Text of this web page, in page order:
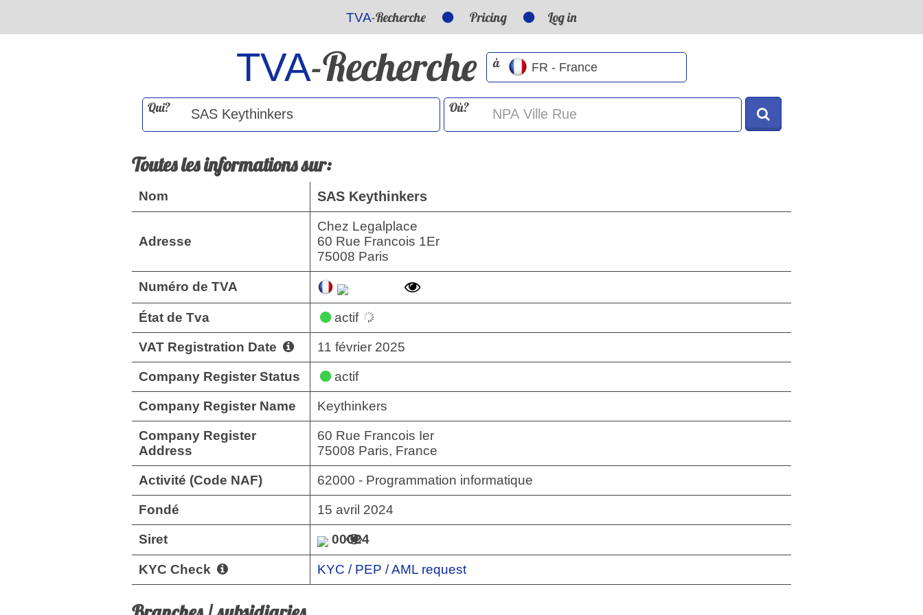
TVA-Recherche Pricing Log in
TVA-Recherche à
Qui? Où?
Toutes les informations sur:
Nom SAS Keythinkers
Adresse
Chez Legalplace
60 Rue Francois 1Er
75008 Paris
Numéro de TVA
État de Tva actif
VAT Registration Date 11 février 2025
Company Register Status actif
Company Register Name Keythinkers
Company Register
Address
60 Rue Francois Ier
75008 Paris, France
Activité (Code NAF) 62000 - Programmation informatique
Fondé 15 avril 2024
Siret 00024
KYC Check KYC / PEP / AML request